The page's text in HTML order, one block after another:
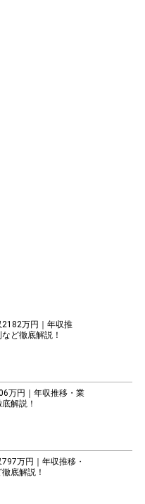
2182万円｜年収推
ど徹底解説！
万円｜年収推移・業
解説！
万円｜年収推移・
底解説！